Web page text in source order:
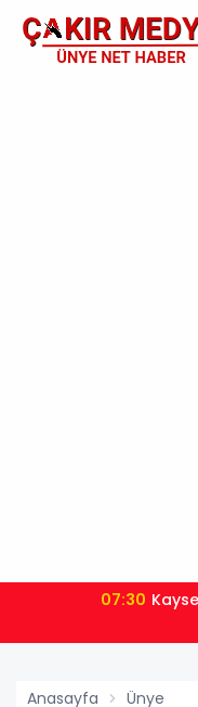
07:30
Anasayfa Ünye